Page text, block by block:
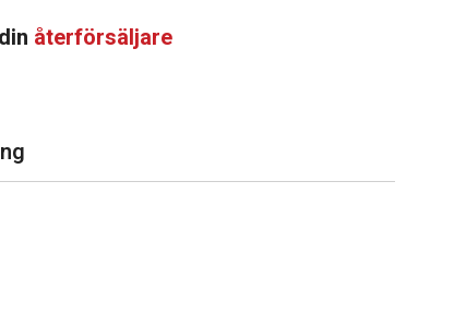
återförsäljare